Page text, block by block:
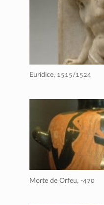
Eurídice, 1515/1524
Morte de Orfeu, -470